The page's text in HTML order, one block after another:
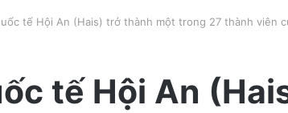
tế Hội An (Hais) trở thành một trong 27 thành viên
tế Hội An